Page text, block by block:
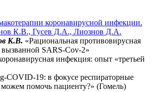
коронавирусной инфекции.
К.В., Гусев Д.А., Лиознов Д.А.
К.В. «Рациональная противовирусная
SARS-Cov-2»
инфекция: опыт «третьей
COVID-19: в фокусе респираторные
помочь пациенту?» (Гомель)